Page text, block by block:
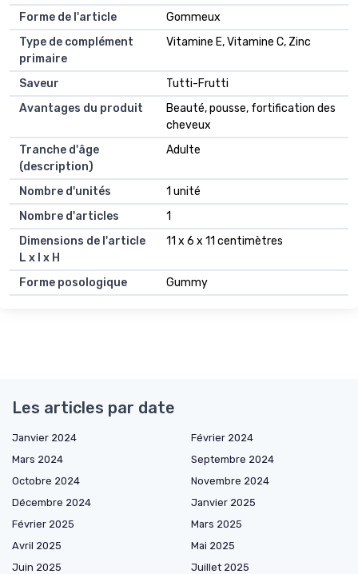
Forme de l'article
Gommeux
Type de complément
primaire
Vitamine E, Vitamine C, Zinc
Saveur
Tutti-Frutti
Avantages du produit
Beauté, pousse, fortification des
cheveux
Tranche d'âge
(description)
Adulte
Nombre d'unités
1 unité
Nombre d'articles
1
Dimensions de l'article
L x l x H
11 x 6 x 11 centimètres
Forme posologique Gummy
Les articles par date
Janvier 2024
Février 2024
Mars 2024
Septembre 2024
Octobre 2024
Novembre 2024
Décembre 2024
Janvier 2025
Février 2025
Mars 2025
Avril 2025
Mai 2025
Juin 2025
Juillet 2025